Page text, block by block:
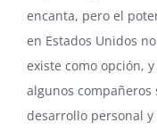
encanta, pero el
en Estados Unidos
existe como opción,
algunos compañeros
desarrollo personal